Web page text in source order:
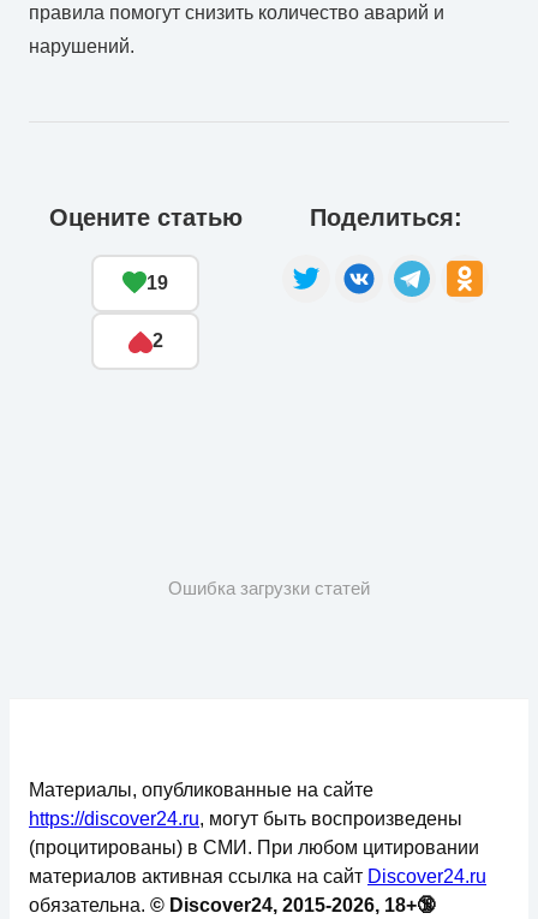
правила помогут снизить количество аварий и
нарушений.
Оцените статью
19
2
Поделиться:
Ошибка загрузки статей
Материалы, опубликованные на сайте
https://discover24.ru, могут быть воспроизведены
(процитированы) в СМИ. При любом цитировании
материалов активная ссылка на сайт Discover24.ru
обязательна. © Discover24, 2015-2026, 18+🔞